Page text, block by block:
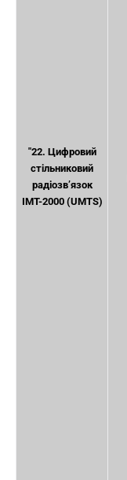
"22. Цифровий
стільниковий
радіозв’язок
IMT-2000 (UMTS)